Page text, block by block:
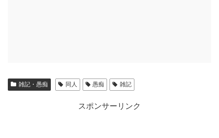
雑記・愚痴 同人 愚痴 雑記
スポンサーリンク